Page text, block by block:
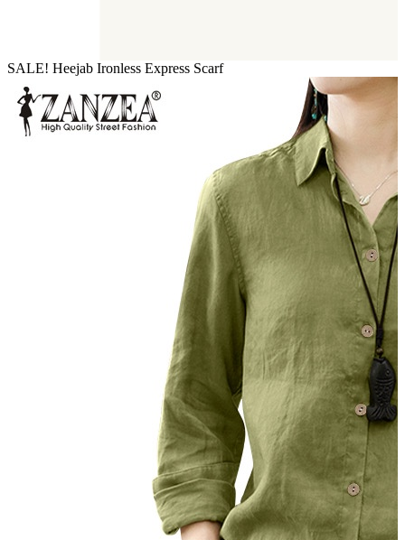
SALE! Heejab Ironless Express Scarf